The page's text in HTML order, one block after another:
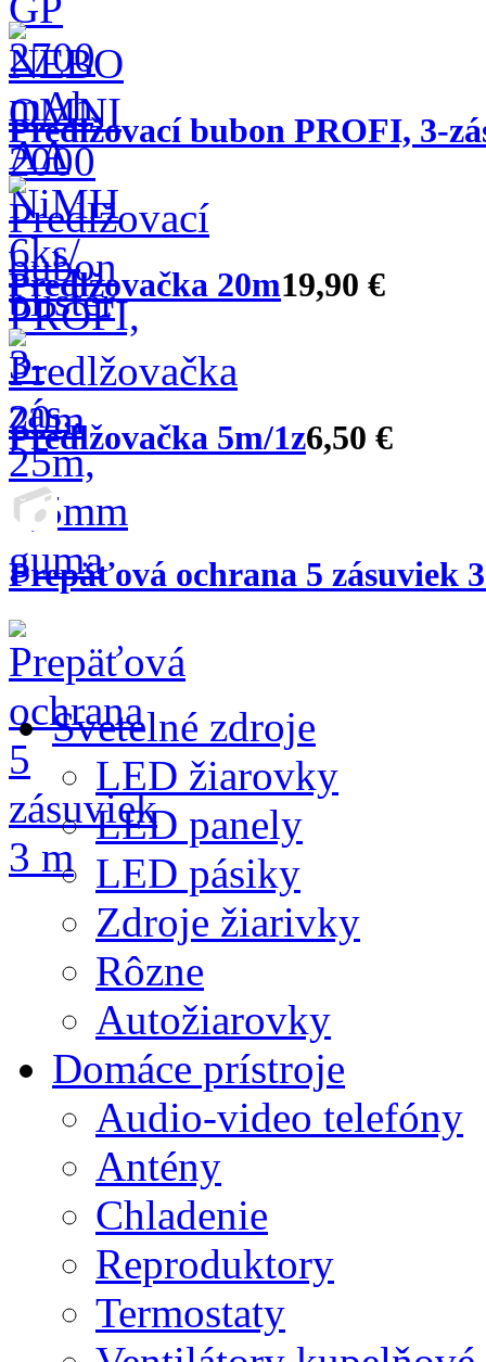
Predlžovací bubon PROFI, 3-
Predlžovačka 20m19,90 €
Predlžovačka 5m/1z6,50 €
Prepäťová ochrana 5 zásuviek
Svetelné zdroje
LED žiarovky
LED panely
LED pásiky
Zdroje žiarivky
Rôzne
Autožiarovky
Domáce prístroje
Audio-video telefóny
Antény
Chladenie
Reproduktory
Termostaty